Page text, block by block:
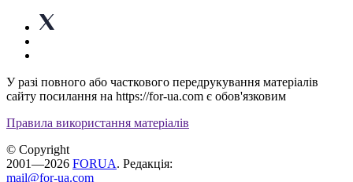
У разі повного або часткового передрукування матеріалів
сайту посилання на https://for-ua.com є обов'язковим
Правила використання матеріалів
© Copyright
2001—2026 FORUA. Редакція:
mail@for-ua.com